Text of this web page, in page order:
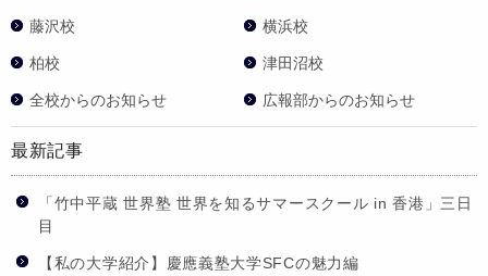
藤沢校 横浜校
柏校 津田沼校
全校からのお知らせ 広報部からのお知らせ
最新記事
「竹中平蔵 世界塾 世界を知るサマースクール in 香港」三日
目
【私の大学紹介】慶應義塾大学SFCの魅力編